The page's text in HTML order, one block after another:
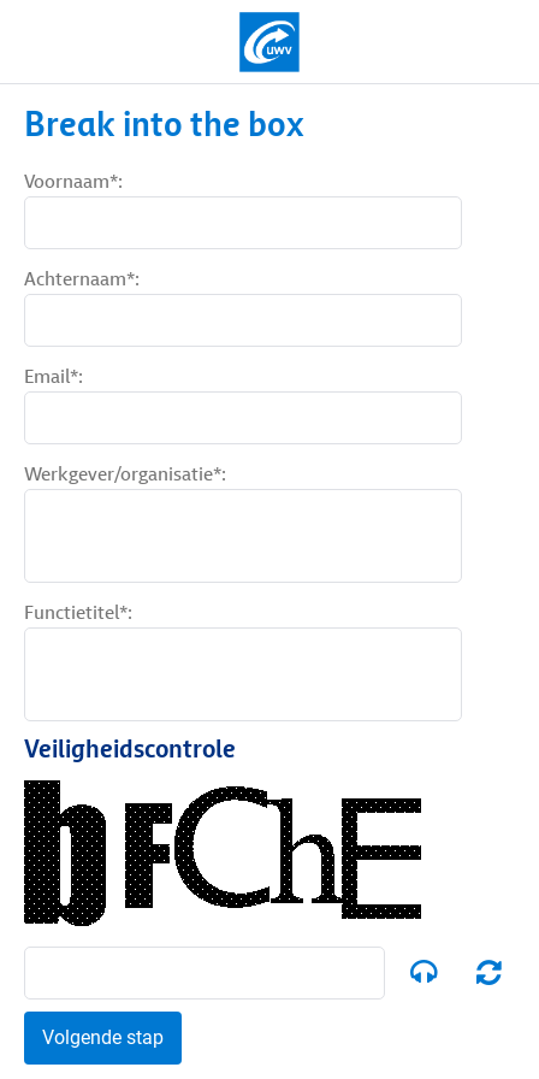
Break into the box
Voornaam*:
Achternaam*:
Email*:
Werkgever/organisatie*:
Functietitel*:
Veiligheidscontrole
Volgende stap